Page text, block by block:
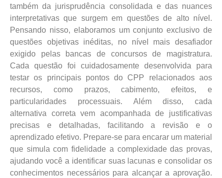
também da jurisprudência consolidada e das nuances
interpretativas que surgem em questões de alto nível.
Pensando nisso, elaboramos um conjunto exclusivo de
questões objetivas inéditas, no nível mais desafiador
exigido pelas bancas de concursos de magistratura.
Cada questão foi cuidadosamente desenvolvida para
testar os principais pontos do CPP relacionados aos
recursos, como prazos, cabimento, efeitos, e
particularidades processuais. Além disso, cada
alternativa correta vem acompanhada de justificativas
precisas e detalhadas, facilitando a revisão e o
aprendizado efetivo. Prepare-se para encarar um material
que simula com fidelidade a complexidade das provas,
ajudando você a identificar suas lacunas e consolidar os
conhecimentos necessários para alcançar a aprovação.